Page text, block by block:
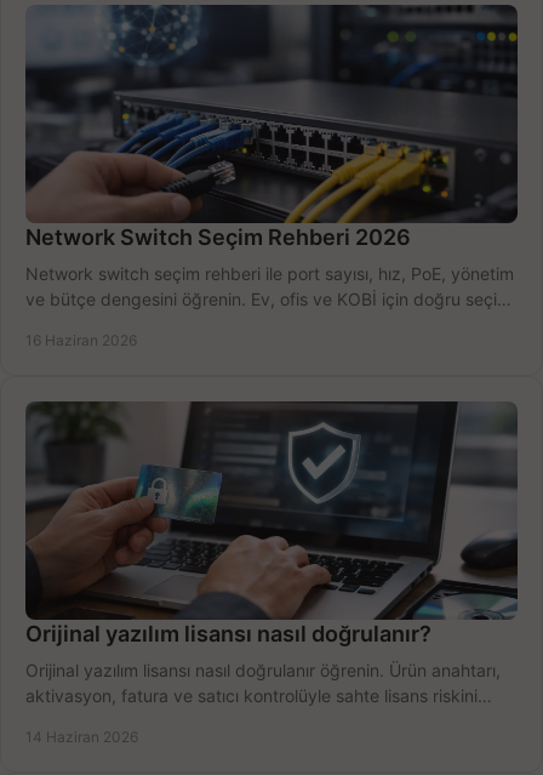
Network Switch Seçim Rehberi 2026
Network switch seçim rehberi ile port sayısı, hız, PoE, yönetim
ve bütçe dengesini öğrenin. Ev, ofis ve KOBİ için doğru seçimi
16 Haziran 2026
Orijinal yazılım lisansı nasıl doğrulanır?
Orijinal yazılım lisansı nasıl doğrulanır öğrenin. Ürün anahtarı,
aktivasyon, fatura ve satıcı kontrolüyle sahte lisans riskini
14 Haziran 2026